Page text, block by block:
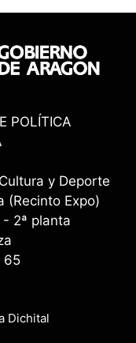
POLÍTICA
y Deporte
(Recinto Expo)
2ª planta
65
Dichital